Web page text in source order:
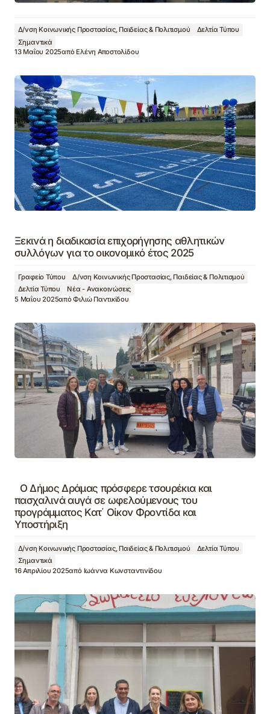
Δ/νση Κοινωνικής Προστασίας, Παιδείας & Πολιτισμού
Δελτία Τύπου
Σημαντικά
13 Μαΐου 2025από Ελένη Αποστολίδου
Ξεκινά η διαδικασία επιχορήγησης αθλητικών
συλλόγων για το οικονομικό έτος 2025
Γραφείο Τύπου
Δ/νση Κοινωνικής Προστασίας, Παιδείας & Πολιτισμού
Δελτία Τύπου
Νέα - Ανακοινώσεις
5 Μαΐου 2025απόΦιλιώ Παντικίδου
Ο Δήμος Δράμας πρόσφερε τσουρέκια και
πασχαλινά αυγά σε ωφελούμενους του
προγράμματος Κατ΄ Οίκον Φροντίδα και
Υποστήριξη
Δ/νση Κοινωνικής Προστασίας, Παιδείας & Πολιτισμού
Δελτία Τύπου
Σημαντικά
16 Απριλίου 2025από Ιωάννα Κωνσταντινίδου